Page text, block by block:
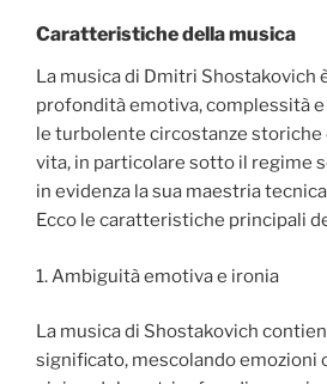
Caratteristiche della musica
La musica di Dmitri Shostakovich
profondità emotiva, complessità
le turbolente circostanze storiche
vita, in particolare sotto il regime
in evidenza la sua maestria
Ecco le caratteristiche principali
1. Ambiguità emotiva e ironia
La musica di Shostakovich
significato, mescolando emozioni